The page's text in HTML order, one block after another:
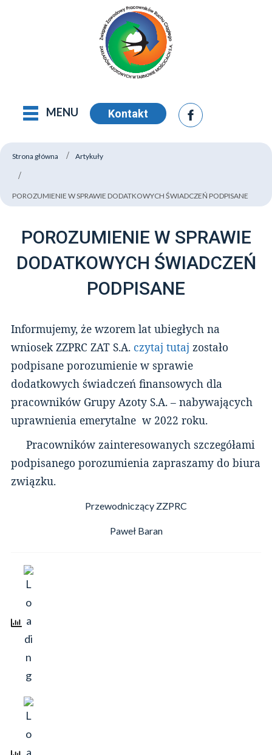
MENU Kontakt
Strona główna Artykuły
POROZUMIENIE W SPRAWIE DODATKOWYCH ŚWIADCZEŃ PODPISANE
POROZUMIENIE W SPRAWIE
DODATKOWYCH ŚWIADCZEŃ
PODPISANE
Informujemy, że wzorem lat ubiegłych na
wniosek ZZPRC ZAT S.A. czytaj tutaj zostało
podpisane porozumienie w sprawie
dodatkowych świadczeń finansowych dla
pracowników Grupy Azoty S.A. – nabywających
uprawnienia emerytalne w 2022 roku.
Pracowników zainteresowanych szczegółami
podpisanego porozumienia zapraszamy do biura
związku.
Przewodniczący ZZPRC
Paweł Baran